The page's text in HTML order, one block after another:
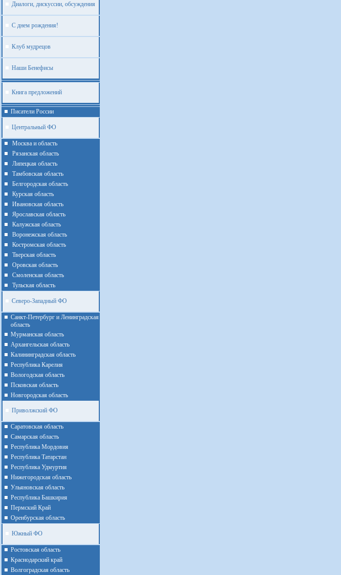
Диалоги, дискуссии, обсуждения
С днем рождения!
Клуб мудрецов
Наши Бенефисы
Книга предложений
Писатели России
Центральный ФО
Москва и область
Рязанская область
Липецкая область
Тамбовская область
Белгородская область
Курская область
Ивановская область
Ярославская область
Калужская область
Воронежская область
Костромская область
Тверская область
Оровская область
Смоленская область
Тульская область
Северо-Западный ФО
Санкт-Петербург и Ленинградская
область
Мурманская область
Архангельская область
Калининградская область
Республика Карелия
Вологодская область
Псковская область
Новгородская область
Приволжский ФО
Cаратовская область
Cамарская область
Республика Мордовия
Республика Татарстан
Республика Удмуртия
Нижегородская область
Ульяновская область
Республика Башкирия
Пермский Край
Оренбурская область
Южный ФО
Ростовская область
Краснодарский край
Волгоградская область